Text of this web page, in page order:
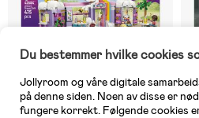
Du bestemmer hvilke cookies
Jollyroom og våre digitale
på denne siden. Noen av disse er
fungere korrekt. Følgende cookies